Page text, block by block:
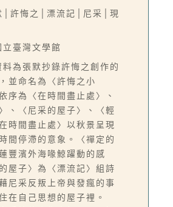
│許悔之│漂流記│尼采│現
立臺灣文學館
料為張默抄錄許悔之創作的
並命名為〈許悔之小
序為〈在時間盡止處〉、
、〈尼采的屋子〉、〈輕
時間盡止處〉以秋景呈現
間停滯的意象。〈禪定的
豐濱外海喙鯨躍動的感
屋子〉為〈漂流記〉組詩
尼采反叛上帝與發瘋的事
在自己思想的屋子裡。